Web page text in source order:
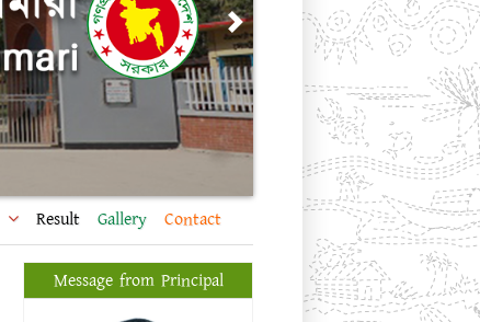
Next
Result Gallery Contact
Message from Principal